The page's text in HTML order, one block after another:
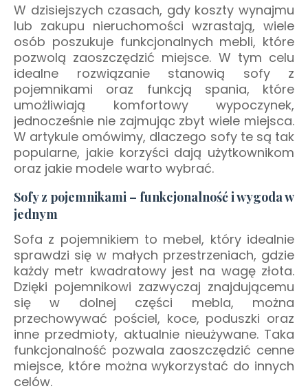
W dzisiejszych czasach, gdy koszty wynajmu
lub zakupu nieruchomości wzrastają, wiele
osób poszukuje funkcjonalnych mebli, które
pozwolą zaoszczędzić miejsce. W tym celu
idealne rozwiązanie stanowią sofy z
pojemnikami oraz funkcją spania, które
umożliwiają komfortowy wypoczynek,
jednocześnie nie zajmując zbyt wiele miejsca.
W artykule omówimy, dlaczego sofy te są tak
popularne, jakie korzyści dają użytkownikom
oraz jakie modele warto wybrać.
Sofy z pojemnikami – funkcjonalność i wygoda w
jednym
Sofa z pojemnikiem to mebel, który idealnie
sprawdzi się w małych przestrzeniach, gdzie
każdy metr kwadratowy jest na wagę złota.
Dzięki pojemnikowi zazwyczaj znajdującemu
się w dolnej części mebla, można
przechowywać pościel, koce, poduszki oraz
inne przedmioty, aktualnie nieużywane. Taka
funkcjonalność pozwala zaoszczędzić cenne
miejsce, które można wykorzystać do innych
celów.